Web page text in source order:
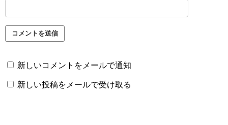
新しいコメントをメールで通知
新しい投稿をメールで受け取る